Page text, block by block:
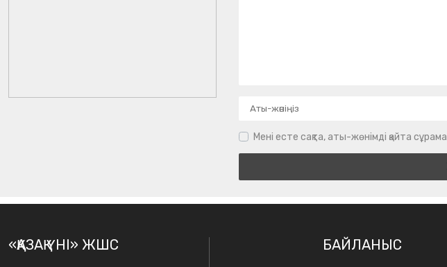
Мені есте сақта, аты-жөнімді қайта сұрама
«ҚАЗАҚ ҮНІ» ЖШС БАЙЛАНЫС